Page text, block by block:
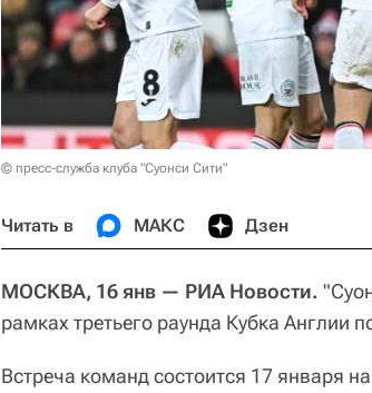
© пресс-служба клуба "Суонси Сити"
Читать в МАКС Дзен
МОСКВА, 16 янв — РИА Новости.
рамках третьего раунда Кубка Англии
Встреча команд состоится 17 января